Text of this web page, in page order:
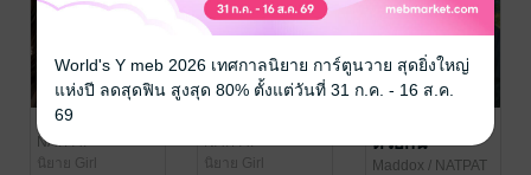
GLรักต้อง(ใจ)
NATPAT
นิยาย Girl
NATPAT
นิยาย Girl
ด้วยกัน
Maddox / NATPAT
World's Y meb 2026 เทศกาลนิยาย การ์ตูนวาย สุดยิ่งใหญ่
แห่งปี ลดสุดฟิน สูงสุด 80% ตั้งแต่วันที่ 31 ก.ค. - 16 ส.ค.
69